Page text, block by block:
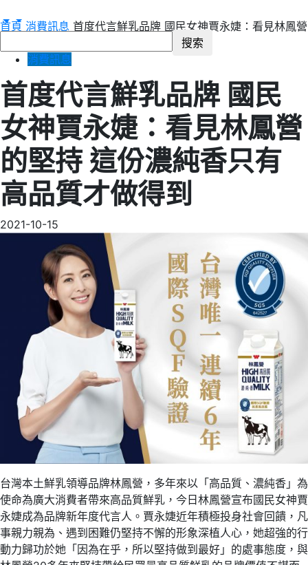
首頁 消費訊息 首度代言鮮乳品牌 國民女神賈永婕：看見林鳳營
的堅持 這份濃純香只有高品質才做得到
消費訊息
首度代言鮮乳品牌 國民
女神賈永婕：看見林鳳營
的堅持 這份濃純香只有
高品質才做得到
2021-10-15
台灣本土鮮乳領導品牌林鳳營，多年來以「高品質、濃純香」為
使命為廣大消費者帶來高品質鮮乳，今日林鳳營宣布國民女神賈
永婕成為品牌新年度代言人。賈永婕近年積極投身社會回饋，凡
事親力親為、遇到困難仍堅持不懈的形象深植人心，她超強的行
動力歸功於她「因為在乎，所以堅持做到最好」的處事態度，與